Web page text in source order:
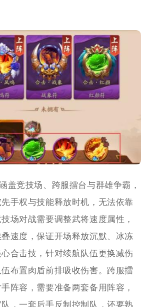
盖竞技场、跨服擂台与群雄争霸，
手权与技能释放时机，无法依靠
场对战需要调整武将速度属性，
速度，保证开场释放沉默、冰冻
合击技，针对续航队伍更换减伤
布置肉盾前排吸收伤害。跨服擂
阵容，需要准备两套备用阵容，
，一套后手反制控制队，还要熟